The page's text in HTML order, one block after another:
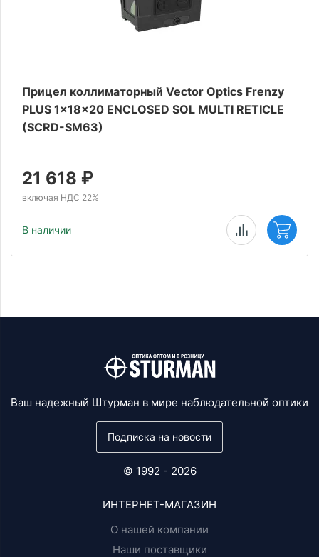
Прицел коллиматорный Vector Optics Frenzy
PLUS 1x18x20 ENCLOSED SOL MULTI RETICLE
(SCRD-SM63)
21 618 ₽
включая НДС 22%
В наличии
Ваш надежный Штурман в мире наблюдательной оптики
Подписка на новости
© 1992 - 2026
ИНТЕРНЕТ-МАГАЗИН
О нашей компании
Наши поставщики